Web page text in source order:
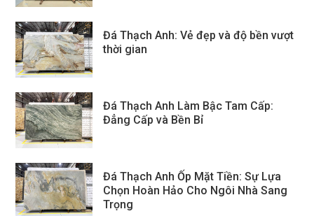
Đá Thạch Anh: Vẻ đẹp và độ bền vượt
thời gian
Đá Thạch Anh Làm Bậc Tam Cấp:
Đẳng Cấp và Bền Bỉ
Đá Thạch Anh Ốp Mặt Tiền: Sự Lựa
Chọn Hoàn Hảo Cho Ngôi Nhà Sang
Trọng